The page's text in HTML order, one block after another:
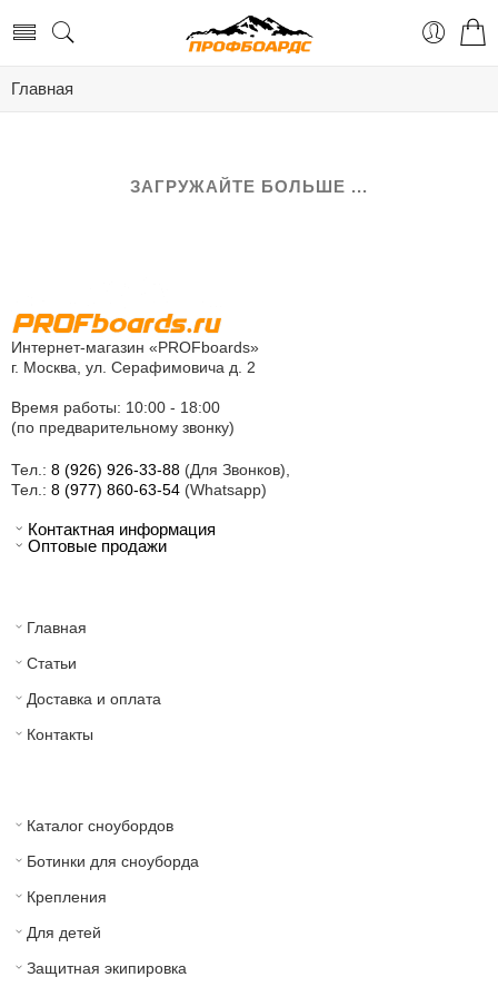
Главная
ЗАГРУЖАЙТЕ БОЛЬШЕ ...
Интернет-магазин «PROFboards»
г. Москва, ул. Серафимовича д. 2
Время работы: 10:00 - 18:00
(по предварительному звонку)
Тел.: 8 (926) 926-33-88 (Для Звонков),
Тел.: 8 (977) 860-63-54 (Whatsapp)
Контактная информация
Оптовые продажи
Главная
Статьи
Доставка и оплата
Контакты
Каталог сноубордов
Ботинки для сноуборда
Крепления
Для детей
Защитная экипировка